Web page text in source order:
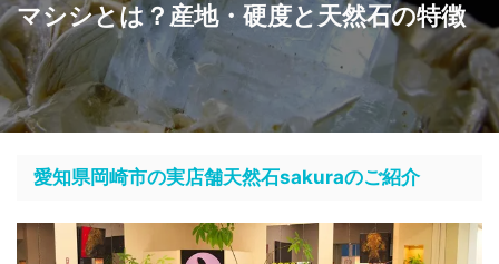
マシシとは？産地・硬度と天然石の特徴
愛知県岡崎市の実店舗天然石sakuraのご紹介